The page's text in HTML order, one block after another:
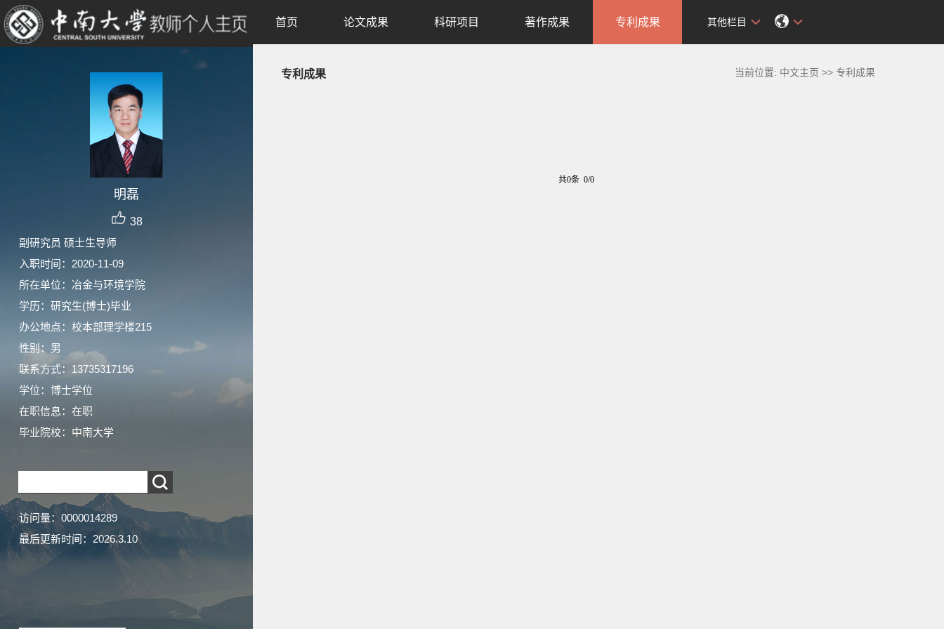
明磊
38
副研究员 硕士生导师
入职时间：2020-11-09
所在单位：冶金与环境学院
学历：研究生(博士)毕业
办公地点：校本部理学楼215
性别：男
联系方式：13735317196
学位：博士学位
在职信息：在职
毕业院校：中南大学
访问量： 0000014289
最后更新时间： 2026.3.10
首页 论文成果 科研项目 著作成果 专利成果 其他栏目
专利成果 当前位置: 中文主页 >>专利成果
共0条 0/0